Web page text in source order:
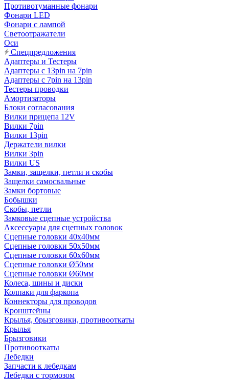
Противотуманные фонари
Фонари LED
Фонари с лампой
Светоотражатели
Оси
Спецпредложения
Адаптеры и Тестеры
Адаптеры с 13pin на 7pin
Адаптеры с 7pin на 13pin
Тестеры проводки
Амортизаторы
Блоки согласования
Вилки прицепа 12V
Вилки 7pin
Вилки 13pin
Держатели вилки
Вилки 3pin
Вилки US
Замки, защелки, петли и скобы
Защелки самосвальные
Замки бортовые
Бобышки
Скобы, петли
Замковые сцепные устройства
Аксессуары для сцепных головок
Сцепные головки 40x40мм
Сцепные головки 50x50мм
Сцепные головки 60x60мм
Сцепные головки Ø50мм
Сцепные головки Ø60мм
Колеса, шины и диски
Колпаки для фаркопа
Коннекторы для проводов
Кронштейны
Крылья, брызговики, противооткаты
Крылья
Брызговики
Противооткаты
Лебедки
Запчасти к лебедкам
Лебедки с тормозом